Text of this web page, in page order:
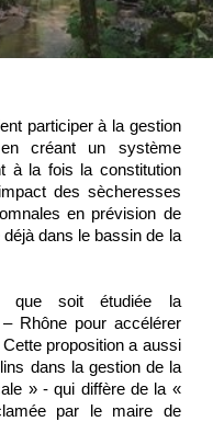
participer à la gestion
créant un système
à la fois la constitution
des sècheresses
en prévision de
dans le bassin de la
que soit étudiée la
Rhône pour accélérer
Cette proposition a aussi
dans la gestion de la
» - qui diffère de la «
par le maire de